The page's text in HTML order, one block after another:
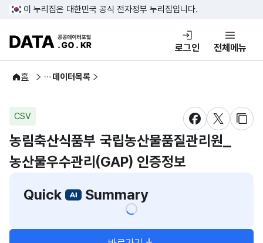
콘텐츠 바로가기
푸터 바로가기
이 누리집은 대한민국 공식 전자정부 누리집입니다.
DATA.GO.KR 공공데이터포털
로그인 전체메뉴
홈
공공데이터 데이터목록
CSV
새창 열림새창 열림
새창
농림축산식품부 국립농산물품질관리원_
농산물우수관리(GAP) 인증정보
Quick
Summary